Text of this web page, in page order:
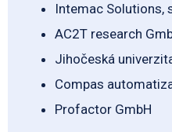
Intemac Solutions,
AC2T research
Jihočeská
Compas
Profactor GmbH